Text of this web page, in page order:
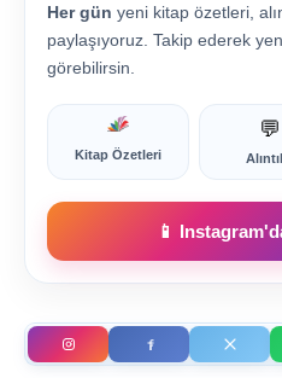
Her gün yeni kitap özetleri,
paylaşıyoruz. Takip ederek
görebilirsin.
Kitap Özetleri
💬
📱